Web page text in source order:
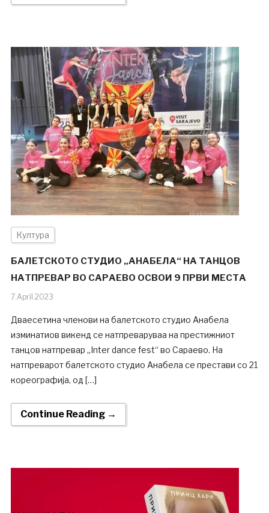
Култура
БАЛЕТСКОТО СТУДИО „АНАБЕЛА“ НА ТАНЦОВ
НАТПРЕВАР ВО САРАЕВО ОСВОИ 9 ПРВИ МЕСТА
7.April.2023
Дваесетина членови на балетското студио Анабела
изминатиов викенд се натпреваруваа на престижниот
танцов натпревар „Inter dance fest“ во Сараево. На
натпреварот балетското студио Анабела се престави со 21
кореографија, од […]
Continue Reading →